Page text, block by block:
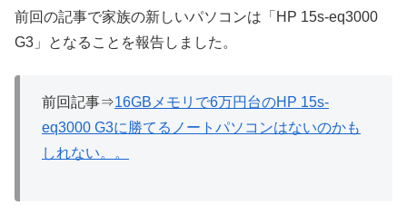
前回の記事で家族の新しいパソコンは「HP 15s-eq3000
G3」となることを報告しました。
前回記事⇒16GBメモリで6万円台のHP 15s-
eq3000 G3に勝てるノートパソコンはないのかも
しれない。。